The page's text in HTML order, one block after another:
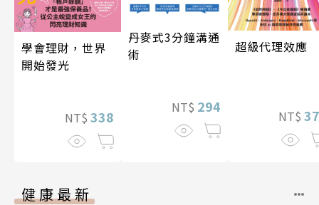
學會理財，世界
開始發光
NT$ 338
丹麥式3分鐘溝通
術
NT$ 294
超級代理效應
NT$
健康最新